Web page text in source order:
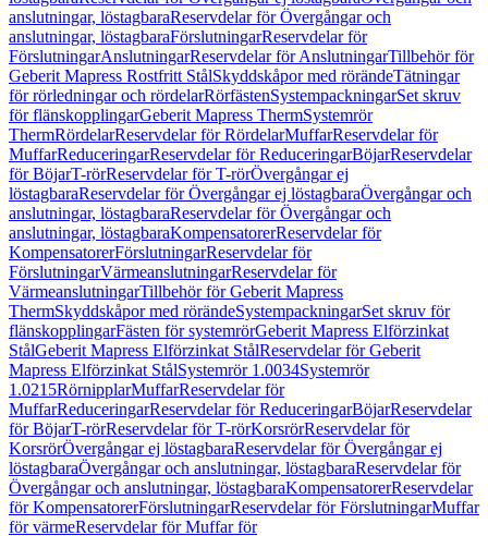
anslutningar, löstagbaraReservdelar för Övergångar och
anslutningar, löstagbaraFörslutningarReservdelar för
FörslutningarAnslutningarReservdelar för AnslutningarTillbehör för
Geberit Mapress Rostfritt StålSkyddskåpor med rörändeTätningar
för rörledningar och rördelarRörfästenSystempackningarSet skruv
för flänskopplingarGeberit Mapress ThermSystemrör
ThermRördelarReservdelar för RördelarMuffarReservdelar för
MuffarReduceringarReservdelar för ReduceringarBöjarReservdelar
för BöjarT-rörReservdelar för T-rörÖvergångar ej
löstagbaraReservdelar för Övergångar ej löstagbaraÖvergångar och
anslutningar, löstagbaraReservdelar för Övergångar och
anslutningar, löstagbaraKompensatorerReservdelar för
KompensatorerFörslutningarReservdelar för
FörslutningarVärmeanslutningarReservdelar för
VärmeanslutningarTillbehör för Geberit Mapress
ThermSkyddskåpor med rörändeSystempackningarSet skruv för
flänskopplingarFästen för systemrörGeberit Mapress Elförzinkat
StålGeberit Mapress Elförzinkat StålReservdelar för Geberit
Mapress Elförzinkat StålSystemrör 1.0034Systemrör
1.0215RörnipplarMuffarReservdelar för
MuffarReduceringarReservdelar för ReduceringarBöjarReservdelar
för BöjarT-rörReservdelar för T-rörKorsrörReservdelar för
KorsrörÖvergångar ej löstagbaraReservdelar för Övergångar ej
löstagbaraÖvergångar och anslutningar, löstagbaraReservdelar för
Övergångar och anslutningar, löstagbaraKompensatorerReservdelar
för KompensatorerFörslutningarReservdelar för FörslutningarMuffar
för värmeReservdelar för Muffar för